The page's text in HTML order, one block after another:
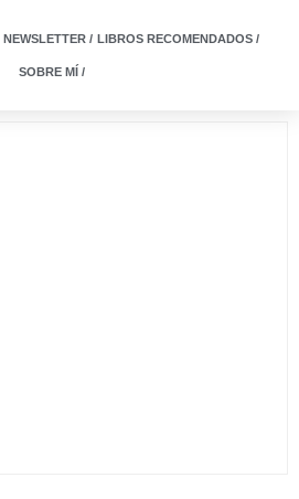
NEWSLETTER / LIBROS RECOMENDADOS /
SOBRE MÍ /